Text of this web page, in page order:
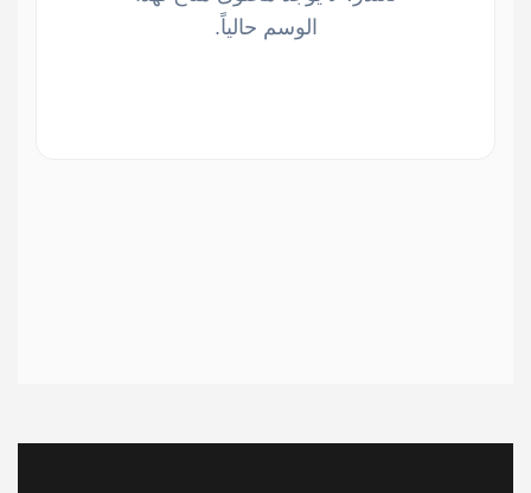
الوسم حالياً.